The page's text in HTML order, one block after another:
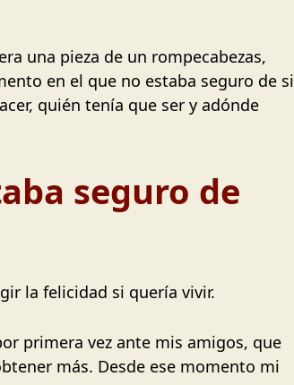
una pieza de un rompecabezas,
en el que no estaba seguro de si
quién tenía que ser y adónde
seguro de
la felicidad si quería vivir.
primera vez ante mis amigos, que
más. Desde ese momento mi